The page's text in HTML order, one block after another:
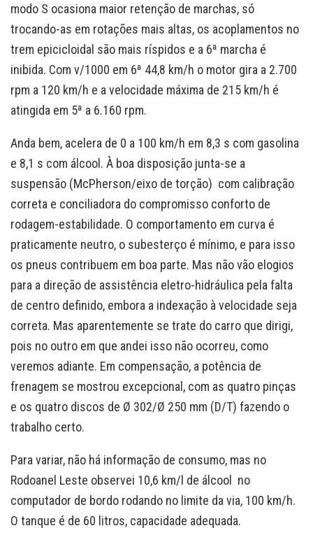
modo S ocasiona maior retenção de marchas, só
trocando-as em rotações mais altas, os acoplamentos no
trem epicicloidal são mais ríspidos e a 6ª marcha é
inibida. Com v/1000 em 6ª 44,8 km/h o motor gira a 2.700
rpm a 120 km/h e a velocidade máxima de 215 km/h é
atingida em 5ª a 6.160 rpm.
Anda bem, acelera de 0 a 100 km/h em 8,3 s com gasolina
e 8,1 s com álcool. À boa disposição junta-se a
suspensão (McPherson/eixo de torção) com calibração
correta e conciliadora do compromisso conforto de
rodagem-estabilidade. O comportamento em curva é
praticamente neutro, o subesterço é mínimo, e para isso
os pneus contribuem em boa parte. Mas não vão elogios
para a direção de assistência eletro-hidráulica pela falta
de centro definido, embora a indexação à velocidade seja
correta. Mas aparentemente se trate do carro que dirigi,
pois no outro em que andei isso não ocorreu, como
veremos adiante. Em compensação, a potência de
frenagem se mostrou excepcional, com as quatro pinças
e os quatro discos de Ø 302/Ø 250 mm (D/T) fazendo o
trabalho certo.
Para variar, não há informação de consumo, mas no
Rodoanel Leste observei 10,6 km/l de álcool no
computador de bordo rodando no limite da via, 100 km/h.
O tanque é de 60 litros, capacidade adequada.